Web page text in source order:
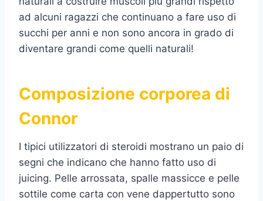
ad alcuni ragazzi che continuano a fare uso di
succhi per anni e non sono ancora in grado di
diventare grandi come quelli naturali!
Composizione corporea di
Connor
I tipici utilizzatori di steroidi mostrano un paio di
segni che indicano che hanno fatto uso di
juicing. Pelle arrossata, spalle massicce e pelle
sottile come carta con vene dappertutto sono